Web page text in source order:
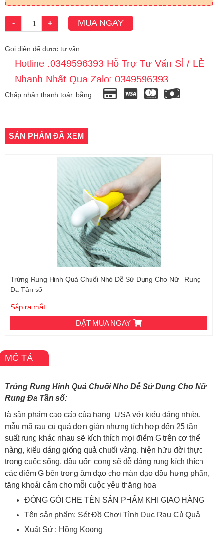
- + MUA NGAY
Gọi điện để được tư vấn:
Hotline :0349596393 Hỗ Trợ Tư Vấn SỈ / LẺ
Nhanh Nhất Qua Zalo: 0349596393
Chấp nhận thanh toán bằng:
SẢN PHẨM ĐÃ XEM
Trứng Rung Hinh Quả Chuối Nhỏ Dễ Sử Dụng Cho Nữ_ Rung
Đa Tần số
Sắp ra mắt
ĐẶT MUA NGAY
MÔ TẢ
Trứng Rung Hinh Quả Chuối Nhỏ Dễ Sử Dụng Cho Nữ_
Rung Đa Tần số:
là sản phẩm cao cấp của hãng USA với kiểu dáng nhiều
mẫu mã rau củ quả đơn giản nhưng tích hợp đến 25 tần
suất rung khác nhau sẽ kích thích mọi điểm G trên cơ thể
nàng, kiểu dáng giống quả chuối vàng. hiện hữu đời thực
trong cuộc sống, đầu uốn cong sẽ dễ dàng rung kích thích
các điểm G bên trong âm đạo cho màn dạo đầu hưng phấn,
tăng khoái cảm cho mỗi cuộc yêu thăng hoa
ĐÓNG GÓI CHE TÊN SẢN PHẨM KHI GIAO HÀNG
Tên sản phẩm: Sét Đồ Chơi Tình Dục Rau Củ Quả
Xuất Sứ : Hồng Koong